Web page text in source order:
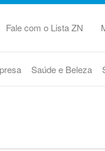
Fale com o Lista ZN
Saúde e Beleza